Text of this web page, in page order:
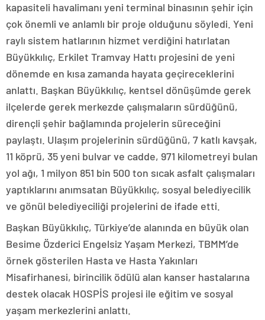
kapasiteli havalimanı yeni terminal binasının şehir için
çok önemli ve anlamlı bir proje olduğunu söyledi. Yeni
raylı sistem hatlarının hizmet verdiğini hatırlatan
Büyükkılıç, Erkilet Tramvay Hattı projesini de yeni
dönemde en kısa zamanda hayata geçireceklerini
anlattı. Başkan Büyükkılıç, kentsel dönüşümde gerek
ilçelerde gerek merkezde çalışmaların sürdüğünü,
dirençli şehir bağlamında projelerin süreceğini
paylaştı. Ulaşım projelerinin sürdüğünü, 7 katlı kavşak,
11 köprü, 35 yeni bulvar ve cadde, 971 kilometreyi bulan
yol ağı, 1 milyon 851 bin 500 ton sıcak asfalt çalışmaları
yaptıklarını anımsatan Büyükkılıç, sosyal belediyecilik
ve gönül belediyeciliği projelerini de ifade etti.
Başkan Büyükkılıç, Türkiye’de alanında en büyük olan
Besime Özderici Engelsiz Yaşam Merkezi, TBMM’de
örnek gösterilen Hasta ve Hasta Yakınları
Misafirhanesi, birincilik ödülü alan kanser hastalarına
destek olacak HOSPİS projesi ile eğitim ve sosyal
yaşam merkezlerini anlattı.